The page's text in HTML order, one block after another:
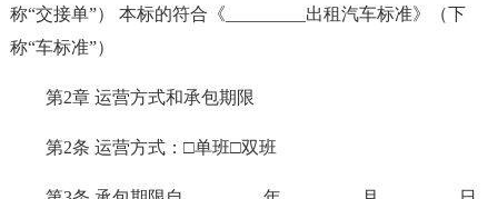
称“交接单”） 本标的符合《_________出租汽车标准》（下
称“车标准”）
第2章 运营方式和承包期限
第2条 运营方式：□单班□双班